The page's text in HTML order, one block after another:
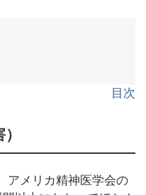
目次
アメリカ精神医学会の